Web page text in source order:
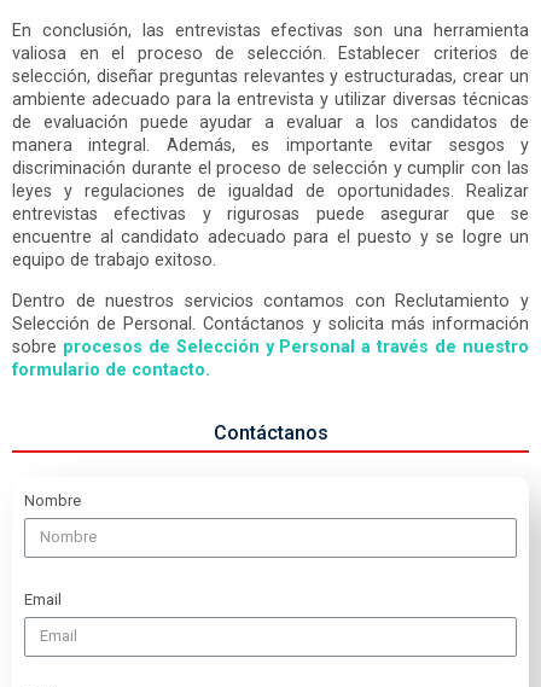
En conclusión, las entrevistas efectivas son una herramienta
valiosa en el proceso de selección. Establecer criterios de
selección, diseñar preguntas relevantes y estructuradas, crear un
ambiente adecuado para la entrevista y utilizar diversas técnicas
de evaluación puede ayudar a evaluar a los candidatos de
manera integral. Además, es importante evitar sesgos y
discriminación durante el proceso de selección y cumplir con las
leyes y regulaciones de igualdad de oportunidades. Realizar
entrevistas efectivas y rigurosas puede asegurar que se
encuentre al candidato adecuado para el puesto y se logre un
equipo de trabajo exitoso.
Dentro de nuestros servicios contamos con Reclutamiento y
Selección de Personal. Contáctanos y solicita más información
sobre procesos de Selección y Personal a través de nuestro
formulario de contacto.
Contáctanos
Nombre
Email